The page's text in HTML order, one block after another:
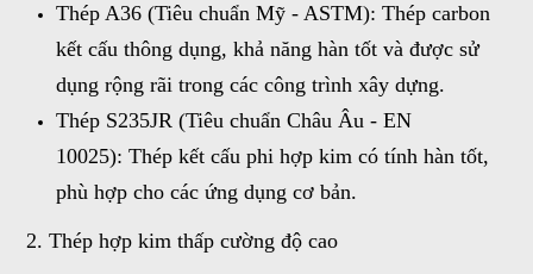
Thép A36 (Tiêu chuẩn Mỹ - ASTM): Thép carbon
kết cấu thông dụng, khả năng hàn tốt và được sử
dụng rộng rãi trong các công trình xây dựng.
Thép S235JR (Tiêu chuẩn Châu Âu - EN
10025): Thép kết cấu phi hợp kim có tính hàn tốt,
phù hợp cho các ứng dụng cơ bản.
2. Thép hợp kim thấp cường độ cao